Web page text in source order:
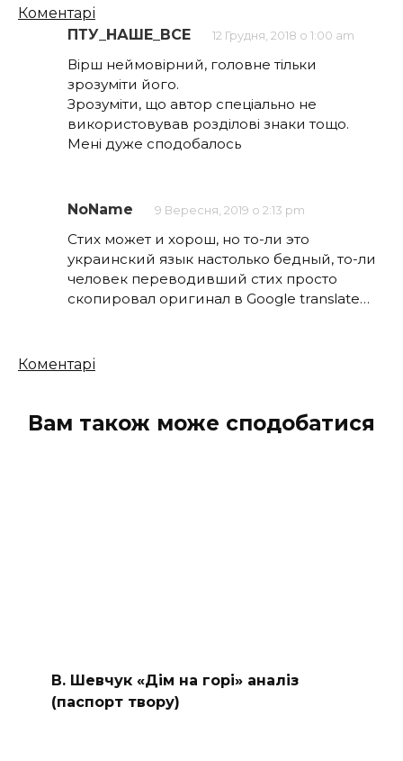
Кількість
коментарів
Коментарі
ПТУ_НАШЕ_ВСЕ
12 Грудня, 2018 о 1:00 am
Вірш неймовірний, головне тільки
зрозуміти його.
Зрозуміти, що автор спеціально не
використовував розділові знаки тощо.
Мені дуже сподобалось
NoName 9 Вересня, 2019 о 2:13 pm
Стих может и хорош, но то-ли это
украинский язык настолько бедный, то-ли
человек переводивший стих просто
скопировал оригинал в Google translate…
Кількість
Коментарі
Вам також може сподобатися
В. Шевчук «Дім на горі» аналіз
(паспорт твору)